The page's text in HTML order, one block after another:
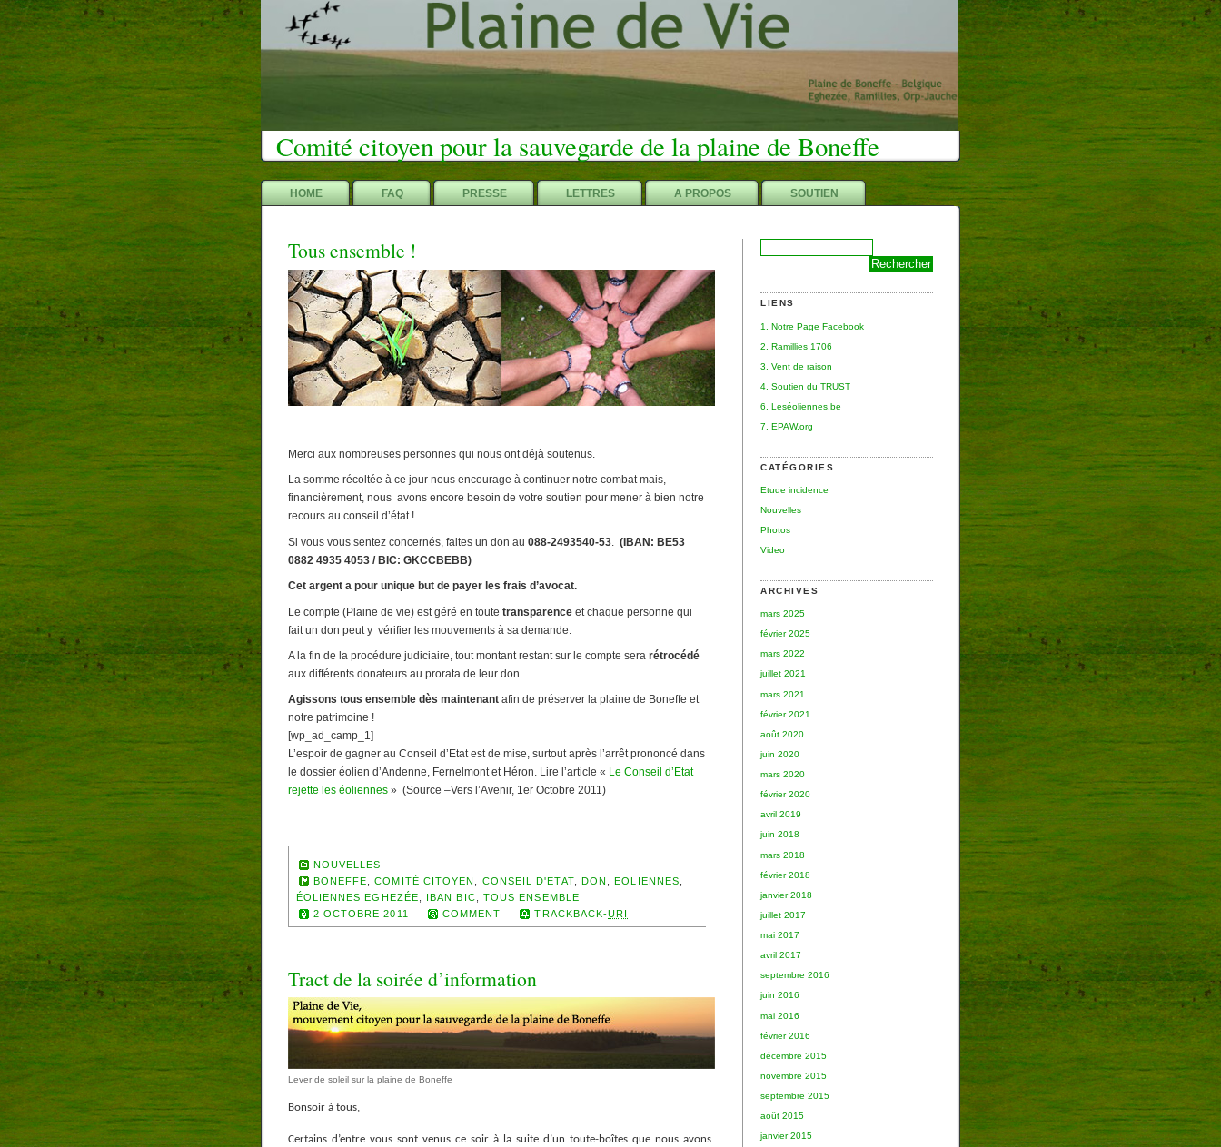
Comité citoyen pour la sauvegarde de la plaine de Boneffe
HOME FAQ PRESSE LETTRES A PROPOS SOUTIEN
LIENS
1. Notre Page Facebook
2. Ramillies 1706
3. Vent de raison
4. Soutien du TRUST
6. Leséoliennes.be
7. EPAW.org
CATÉGORIES
Etude incidence
Nouvelles
Photos
Video
ARCHIVES
mars 2025
février 2025
mars 2022
juillet 2021
mars 2021
février 2021
août 2020
juin 2020
mars 2020
février 2020
avril 2019
juin 2018
mars 2018
février 2018
janvier 2018
juillet 2017
mai 2017
avril 2017
septembre 2016
juin 2016
mai 2016
février 2016
décembre 2015
novembre 2015
septembre 2015
août 2015
janvier 2015
Tous ensemble !
Merci aux nombreuses personnes qui nous ont déjà soutenus.
La somme récoltée à ce jour nous encourage à continuer notre combat mais,
financièrement, nous avons encore besoin de votre soutien pour mener à bien notre
recours au conseil d’état !
Si vous vous sentez concernés, faites un don au 088-2493540-53
(IBAN: BE53
0882 4935 4053 / BIC: GKCCBEBB)
Cet argent a pour unique but de payer les frais d’avocat.
Le compte (Plaine de vie) est géré en toute transparence et chaque personne qui
fait un don peut y vérifier les mouvements à sa demande.
A la fin de la procédure judiciaire, tout montant restant sur le compte sera rétrocédé
aux différents donateurs au prorata de leur don.
Agissons tous ensemble dès maintenant afin de préserver la plaine de Boneffe et
notre patrimoine !
[wp_ad_camp_1]
L’espoir de gagner au Conseil d’Etat est de mise, surtout après l’arrêt prononcé dans
le dossier éolien d’Andenne, Fernelmont et Héron. Lire l’article « Le Conseil d’Etat
rejette les éoliennes » (Source –Vers l’Avenir, 1er Octobre 2011)
NOUVELLES
BONEFFE ,COMITÉ CITOYEN CONSEIL D'ETAT, DON ,EOLIENNES
ÉOLIENNES EGHEZÉE
IBAN BIC
TOUS ENSEMBLE
2 OCTOBRE 2011
COMMENT TRACKBACK-URI
Tract de la soirée d’information
Lever de soleil sur la plaine de Boneffe
Bonsoir à tous,
Certains d’entre vous sont venus ce soir à la suite d’un toute-boîtes que nous avons